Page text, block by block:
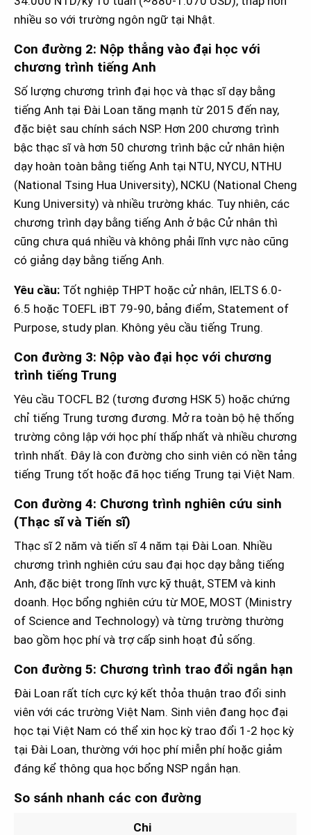
nhiều so với trường ngôn ngữ tại Nhật.
Con đường 2: Nộp thẳng vào đại học với
chương trình tiếng Anh
Số lượng chương trình đại học và thạc sĩ dạy bằng
tiếng Anh tại Đài Loan tăng mạnh từ 2015 đến nay,
đặc biệt sau chính sách NSP. Hơn 200 chương trình
bậc thạc sĩ và hơn 50 chương trình bậc cử nhân hiện
dạy hoàn toàn bằng tiếng Anh tại NTU, NYCU, NTHU
(National Tsing Hua University), NCKU (National Cheng
Kung University) và nhiều trường khác. Tuy nhiên, các
chương trình dạy bằng tiếng Anh ở bậc Cử nhân thì
cũng chưa quá nhiều và không phải lĩnh vực nào cũng
có giảng dạy bằng tiếng Anh.
Yêu cầu: Tốt nghiệp THPT hoặc cử nhân, IELTS 6.0-
6.5 hoặc TOEFL iBT 79-90, bảng điểm, Statement of
Purpose, study plan. Không yêu cầu tiếng Trung.
Con đường 3: Nộp vào đại học với chương
trình tiếng Trung
Yêu cầu TOCFL B2 (tương đương HSK 5) hoặc chứng
chỉ tiếng Trung tương đương. Mở ra toàn bộ hệ thống
trường công lập với học phí thấp nhất và nhiều chương
trình nhất. Đây là con đường cho sinh viên có nền tảng
tiếng Trung tốt hoặc đã học tiếng Trung tại Việt Nam.
Con đường 4: Chương trình nghiên cứu sinh
(Thạc sĩ và Tiến sĩ)
Thạc sĩ 2 năm và tiến sĩ 4 năm tại Đài Loan. Nhiều
chương trình nghiên cứu sau đại học dạy bằng tiếng
Anh, đặc biệt trong lĩnh vực kỹ thuật, STEM và kinh
doanh. Học bổng nghiên cứu từ MOE, MOST (Ministry
of Science and Technology) và từng trường thường
bao gồm học phí và trợ cấp sinh hoạt đủ sống.
Con đường 5: Chương trình trao đổi ngắn hạn
Đài Loan rất tích cực ký kết thỏa thuận trao đổi sinh
viên với các trường Việt Nam. Sinh viên đang học đại
học tại Việt Nam có thể xin học kỳ trao đổi 1-2 học kỳ
tại Đài Loan, thường với học phí miễn phí hoặc giảm
đáng kể thông qua học bổng NSP ngắn hạn.
So sánh nhanh các con đường
Chi